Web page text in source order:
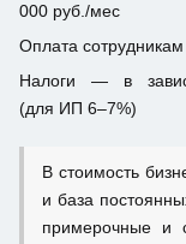
000 руб./мес
Оплата
Налоги — в
(для ИП 6–7%)
В стоимость
и база
примерочные и